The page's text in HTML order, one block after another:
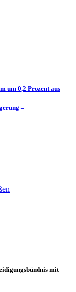
um 0,2 Prozent aus
–
mit